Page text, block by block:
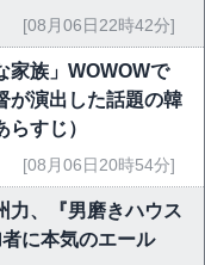
[08月06日22時42分]
家族」WOWOWで
が演出した話題の韓
すじ）
[08月06日20時54分]
力、『男磨きハウス
に本気のエール